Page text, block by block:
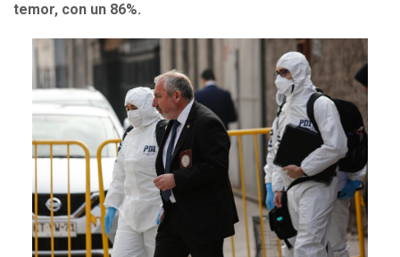
temor, con un 86%.